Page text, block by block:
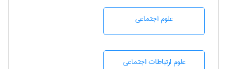
علوم اجتماعی
علوم ارتباطات اجتماعی